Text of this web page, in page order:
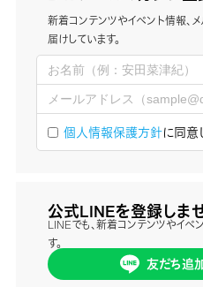
新着コンテンツやイベント情報、
届けしています。
個人情報保護方針に同意
公式LINEを登録しま
LINEでも、新着コンテンツやイベ
す。
友だち追